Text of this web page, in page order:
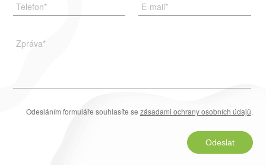
Telefon* E-mail*
Zpráva*
Odesláním formuláře souhlasíte se zásadami ochrany osobních údajů.
Odeslat